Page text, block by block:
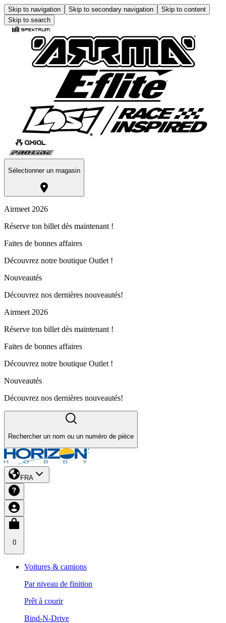
Skip to navigation Skip to secondary navigation
Skip to content
Skip to search
Sélectionner un magasin
Airmeet 2026
Réserve ton billet dès maintenant !
Faites de bonnes affaires
Découvrez notre boutique Outlet !
Nouveautés
Découvrez nos dernières nouveautés!
Airmeet 2026
Réserve ton billet dès maintenant !
Faites de bonnes affaires
Découvrez notre boutique Outlet !
Nouveautés
Découvrez nos dernières nouveautés!
Rechercher un nom ou un numéro de pièce
FRA
0
Voitures & camions
Par niveau de finition
Prêt à courir
Bind-N-Drive